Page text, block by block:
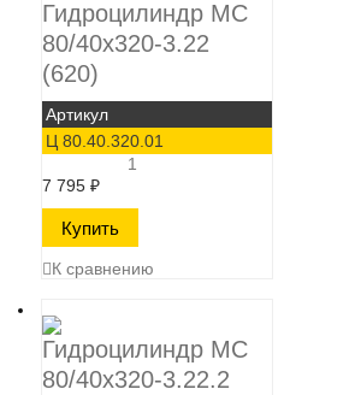
Гидроцилиндр МС
80/40х320-3.22
(620)
Артикул
Ц 80.40.320.01
1
7 795 ₽
К сравнению
Гидроцилиндр МС
80/40х320-3.22.2